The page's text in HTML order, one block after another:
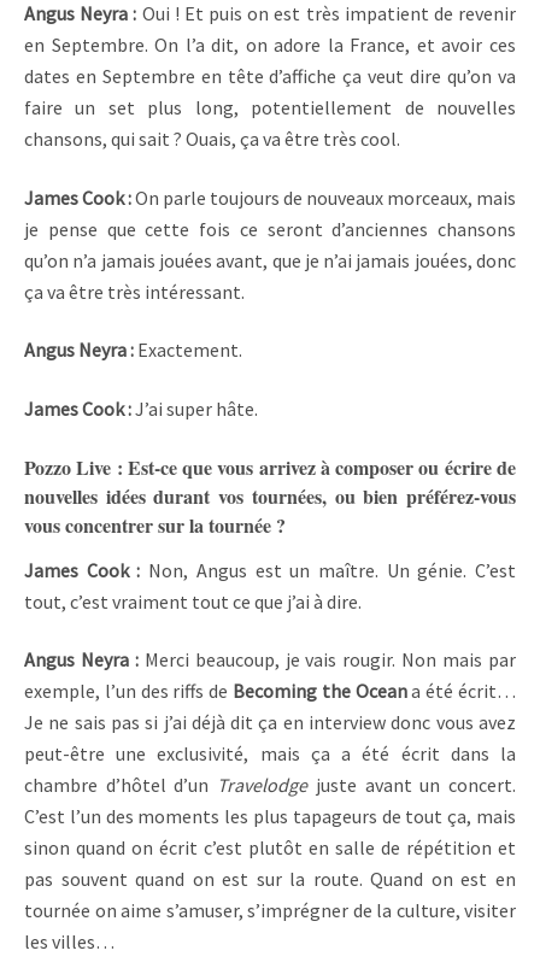
Angus Neyra : Oui ! Et puis on est très impatient de revenir
en Septembre. On l’a dit, on adore la France, et avoir ces
dates en Septembre en tête d’affiche ça veut dire qu’on va
faire un set plus long, potentiellement de nouvelles
chansons, qui sait ? Ouais, ça va être très cool.
James Cook :On parle toujours de nouveaux morceaux, mais
je pense que cette fois ce seront d’anciennes chansons
qu’on n’a jamais jouées avant, que je n’ai jamais jouées, donc
ça va être très intéressant.
Angus Neyra : Exactement.
James Cook :J’ai super hâte.
Pozzo Live : Est-ce que vous arrivez à composer ou écrire de
nouvelles idées durant vos tournées, ou bien préférez-vous
vous concentrer sur la tournée ?
James Cook : Non, Angus est un maître. Un génie. C’est
tout, c’est vraiment tout ce que j’ai à dire.
Angus Neyra : Merci beaucoup, je vais rougir. Non mais par
exemple, l’un des riffs de Becoming the Oceana été écrit…
Je ne sais pas si j’ai déjà dit ça en interview donc vous avez
peut-être une exclusivité, mais ça a été écrit dans la
chambre d’hôtel d’un Travelodgejuste avant un concert.
C’est l’un des moments les plus tapageurs de tout ça, mais
sinon quand on écrit c’est plutôt en salle de répétition et
pas souvent quand on est sur la route. Quand on est en
tournée on aime s’amuser, s’imprégner de la culture, visiter
les villes…